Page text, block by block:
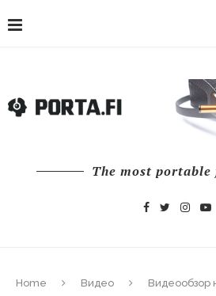
The most
Home Видео
Видеообзор